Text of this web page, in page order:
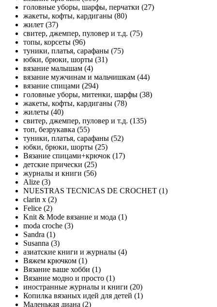
головные уборы, шарфы, перчатки (27)
жакеты, кофты, кардиганы (80)
жилет (37)
свитер, джемпер, пуловер и т.д. (75)
топы, корсеты (96)
туники, платья, сарафаны (75)
юбки, брюки, шорты (31)
вязание малышам (4)
вязание мужчинам и мальчишкам (44)
вязание спицами (294)
головные уборы, митенки, шарфы (38)
жакеты, кофты, кардиганы (78)
жилеты (40)
свитер, джемпер, пуловер и т.д. (135)
топ, безрукавка (55)
туники, платья, сарафаны (52)
юбки, брюки, шорты (25)
Вязание спицами+крючок (17)
детские прически (25)
журналы и книги (56)
Alize (3)
NUESTRAS TECNICAS DE CROCHET (1)
clarin x (2)
Felice (2)
Knit & Mode вязание и мода (1)
moda croche (3)
Sandra (1)
Susanna (3)
азиатские книги и журналы (4)
Вяжем крючком (1)
Вязание ваше хобби (1)
Вязание модно и просто (1)
иностранные журналы и книги (20)
Копилка вязаных идей для детей (1)
Маленькая диана (2)